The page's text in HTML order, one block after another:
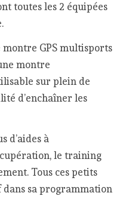
toutes les 2 équipées
montre GPS multisports
montre
sur plein de
d’enchaîner les
d’aides à
le training
Tous ces petits
sa programmation